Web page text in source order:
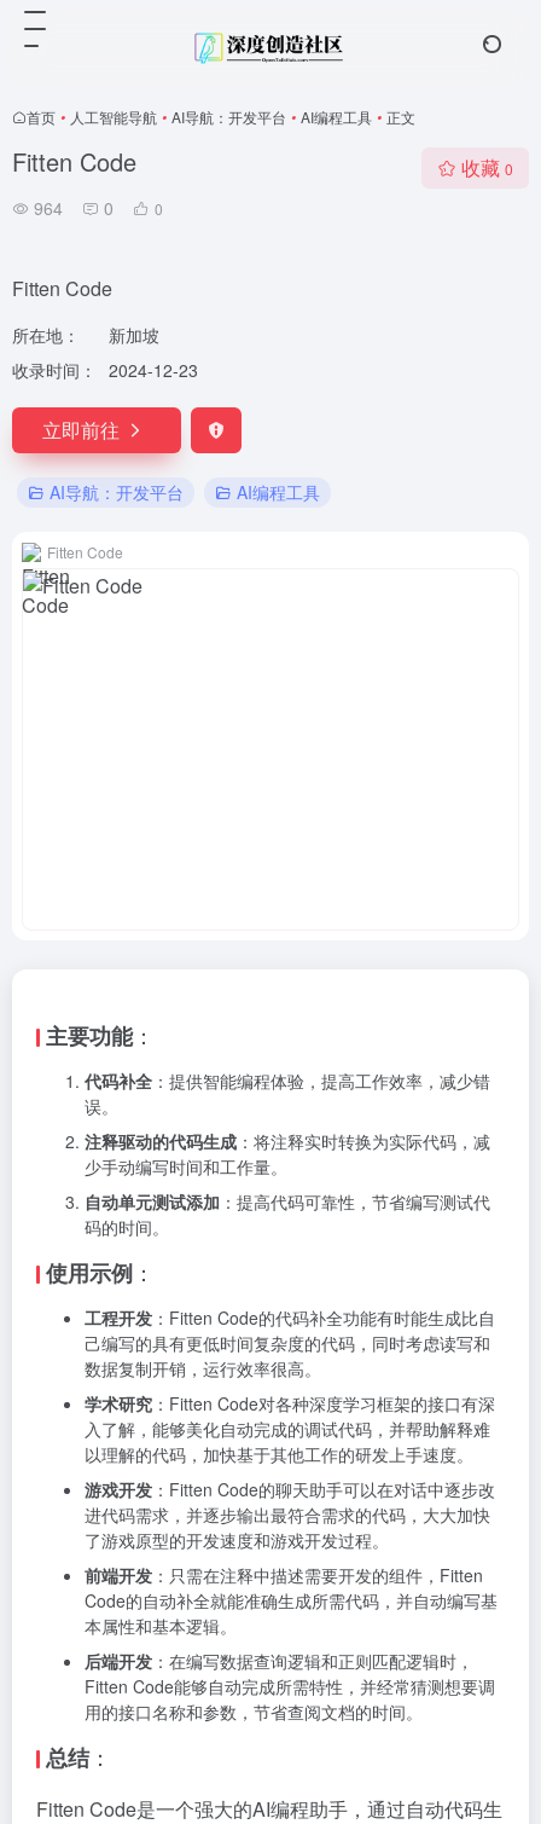
首页 • 人工智能导航 • AI导航：开发平台 • AI编程工具 • 正文
Fitten Code
964 0 0
收藏 0
Fitten Code
所在地：
新加坡
收录时间：
2024-12-23
立即前往
AI导航：开发平台 AI编程工具
Fitten Code
主要功能：
代码补全 ：提供智能编程体验，提高工作效率，减少错
误。
注释驱动的代码生成 ：将注释实时转换为实际代码，减
少手动编写时间和工作量。
自动单元测试添加 ：提高代码可靠性，节省编写测试代
码的时间。
使用示例 ：
工程开发 ：Fitten Code的代码补全功能有时能生成比自
己编写的具有更低时间复杂度的代码，同时考虑读写和
数据复制开销，运行效率很高。
学术研究 ：Fitten Code对各种深度学习框架的接口有深
入了解，能够美化自动完成的调试代码，并帮助解释难
以理解的代码，加快基于其他工作的研发上手速度。
游戏开发 ：Fitten Code的聊天助手可以在对话中逐步改
进代码需求，并逐步输出最符合需求的代码，大大加快
了游戏原型的开发速度和游戏开发过程。
前端开发 ：只需在注释中描述需要开发的组件，Fitten
Code的自动补全就能准确生成所需代码，并自动编写基
本属性和基本逻辑。
后端开发 ：在编写数据查询逻辑和正则匹配逻辑时，
Fitten Code能够自动完成所需特性，并经常猜测想要调
用的接口名称和参数，节省查阅文档的时间。
总结：
Fitten Code是一个强大的AI编程助手，通过自动代码生